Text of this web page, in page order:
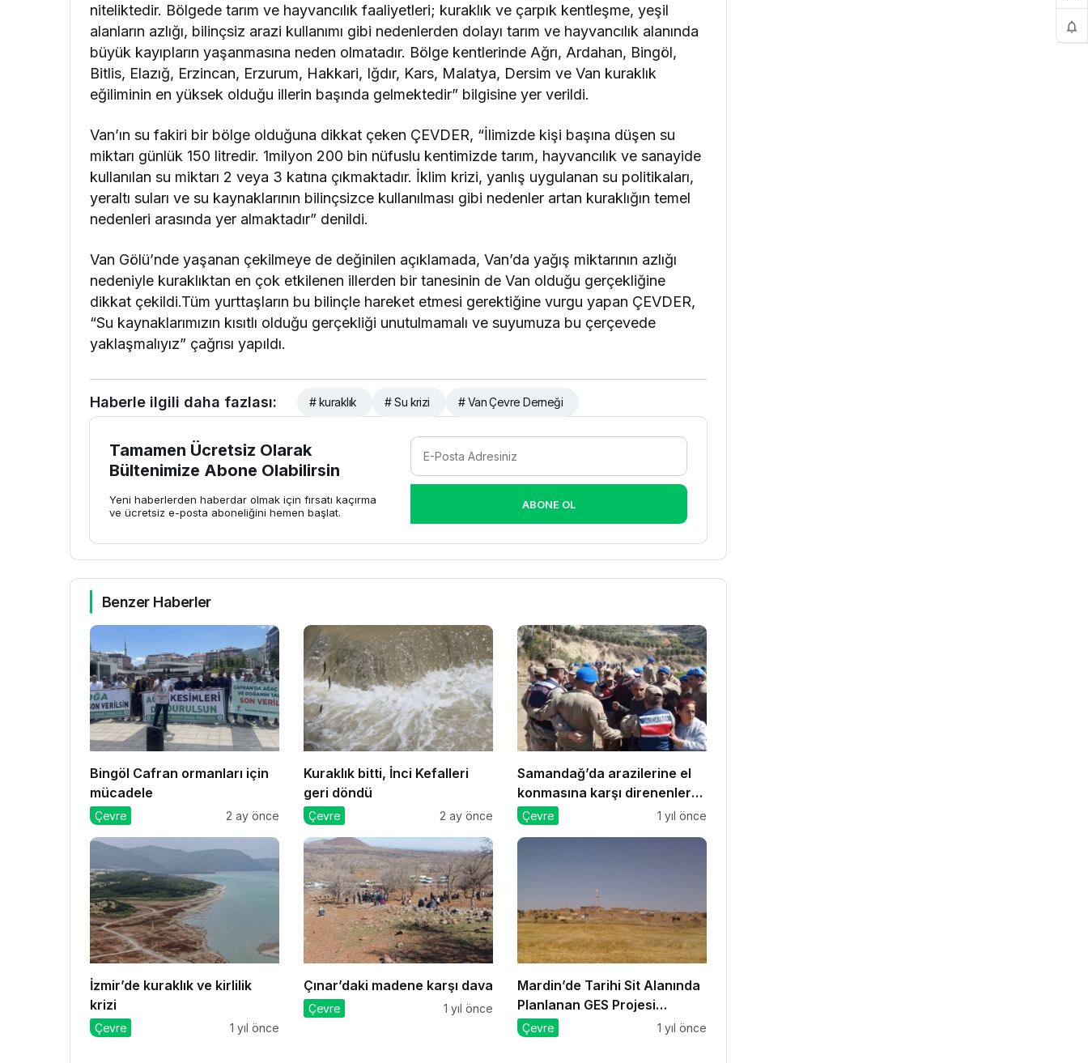
niteliktedir. Bölgede tarım ve hayvancılık faaliyetleri; kuraklık ve çarpık kentleşme, yeşil
alanların azlığı, bilinçsiz arazi kullanımı gibi nedenlerden dolayı tarım ve hayvancılık alanında
büyük kayıpların yaşanmasına neden olmatadır. Bölge kentlerinde Ağrı, Ardahan, Bingöl,
Bitlis, Elazığ, Erzincan, Erzurum, Hakkari, Iğdır, Kars, Malatya, Dersim ve Van kuraklık
eğiliminin en yüksek olduğu illerin başında gelmektedir” bilgisine yer verildi.
Van’ın su fakiri bir bölge olduğuna dikkat çeken ÇEVDER, “İlimizde kişi başına düşen su
miktarı günlük 150 litredir. 1milyon 200 bin nüfuslu kentimizde tarım, hayvancılık ve sanayide
kullanılan su miktarı 2 veya 3 katına çıkmaktadır. İklim krizi, yanlış uygulanan su politikaları,
yeraltı suları ve su kaynaklarının bilinçsizce kullanılması gibi nedenler artan kuraklığın temel
nedenleri arasında yer almaktadır” denildi.
Van Gölü’nde yaşanan çekilmeye de değinilen açıklamada, Van’da yağış miktarının azlığı
nedeniyle kuraklıktan en çok etkilenen illerden bir tanesinin de Van olduğu gerçekliğine
dikkat çekildi.Tüm yurttaşların bu bilinçle hareket etmesi gerektiğine vurgu yapan ÇEVDER,
“Su kaynaklarımızın kısıtlı olduğu gerçekliği unutulmamalı ve suyumuza bu çerçevede
yaklaşmalıyız” çağrısı yapıldı.
Haberle ilgili daha fazlası: # kuraklık # Su krizi # Van Çevre Derneği
Tamamen Ücretsiz Olarak
Bültenimize Abone Olabilirsin
Yeni haberlerden haberdar olmak için fırsatı kaçırma
ve ücretsiz e-posta aboneliğini hemen başlat.
ABONE OL
Benzer Haberler
Bingöl Cafran ormanları için
mücadele
Çevre 2 ay önce
Kuraklık bitti, İnci Kefalleri
geri döndü
Çevre 2 ay önce
Samandağ’da arazilerine el
konmasına karşı direnenlere
jandarma müdahale etti
Çevre 1 yıl önce
İzmir’de kuraklık ve kirlilik
krizi
Çevre 1 yıl önce
Çınar’daki madene karşı dava
Çevre 1 yıl önce
Mardin’de Tarihi Sit Alanında
Planlanan GES Projesi
Mahkeme Kararıyla
Çevre 1 yıl önce